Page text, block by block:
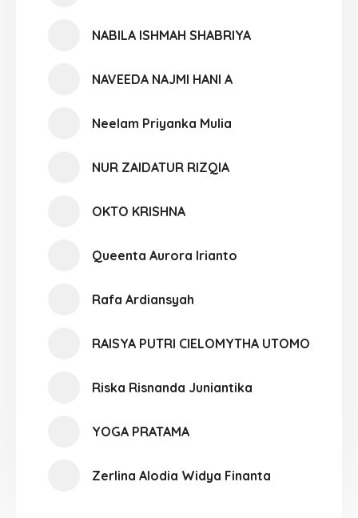
NABILA ISHMAH SHABRIYA
NAVEEDA NAJMI HANI A
Neelam Priyanka Mulia
NUR ZAIDATUR RIZQIA
OKTO KRISHNA
Queenta Aurora Irianto
Rafa Ardiansyah
RAISYA PUTRI CIELOMYTHA UTOMO
Riska Risnanda Juniantika
YOGA PRATAMA
Zerlina Alodia Widya Finanta